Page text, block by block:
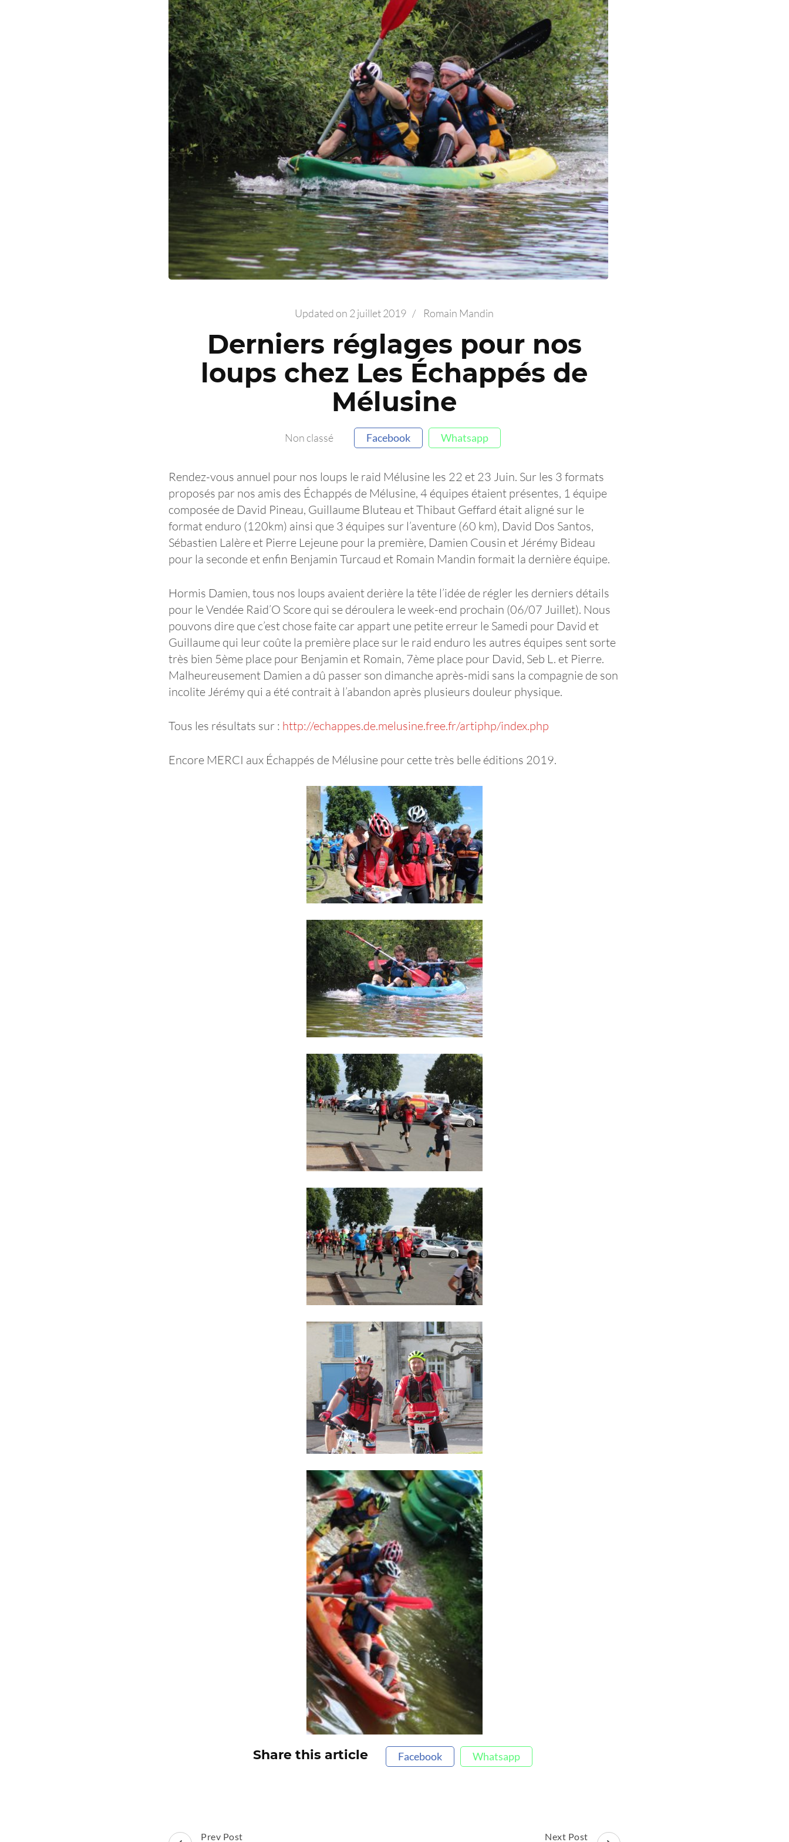
Updated on 2 juillet 2019 / Romain Mandin
Derniers réglages pour nos
loups chez Les Échappés de
Mélusine
Non classé Facebook Whatsapp
Rendez-vous annuel pour nos loups le raid Mélusine les 22 et 23 Juin. Sur les 3 formats
proposés par nos amis des Échappés de Mélusine, 4 équipes étaient présentes, 1 équipe
composée de David Pineau, Guillaume Bluteau et Thibaut Geffard était aligné sur le
format enduro (120km) ainsi que 3 équipes sur l’aventure (60 km), David Dos Santos,
Sébastien Lalère et Pierre Lejeune pour la première, Damien Cousin et Jérémy Bideau
pour la seconde et enfin Benjamin Turcaud et Romain Mandin formait la dernière équipe.
Hormis Damien, tous nos loups avaient derière la tête l’idée de régler les derniers détails
pour le Vendée Raid’O Score qui se déroulera le week-end prochain (06/07 Juillet). Nous
pouvons dire que c’est chose faite car appart une petite erreur le Samedi pour David et
Guillaume qui leur coûte la première place sur le raid enduro les autres équipes sent sorte
très bien 5ème place pour Benjamin et Romain, 7ème place pour David, Seb L. et Pierre.
Malheureusement Damien a dû passer son dimanche après-midi sans la compagnie de son
incolite Jérémy qui a été contrait à l’abandon après plusieurs douleur physique.
Tous les résultats sur : http://echappes.de.melusine.free.fr/artiphp/index.php
Encore MERCI aux Échappés de Mélusine pour cette très belle éditions 2019.
Share this article Facebook Whatsapp
PostPrev Post Next Post